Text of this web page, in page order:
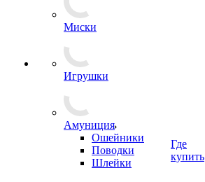
Миски
Игрушки
Амуниция
Ошейники
Поводки
Шлейки
Где
купить